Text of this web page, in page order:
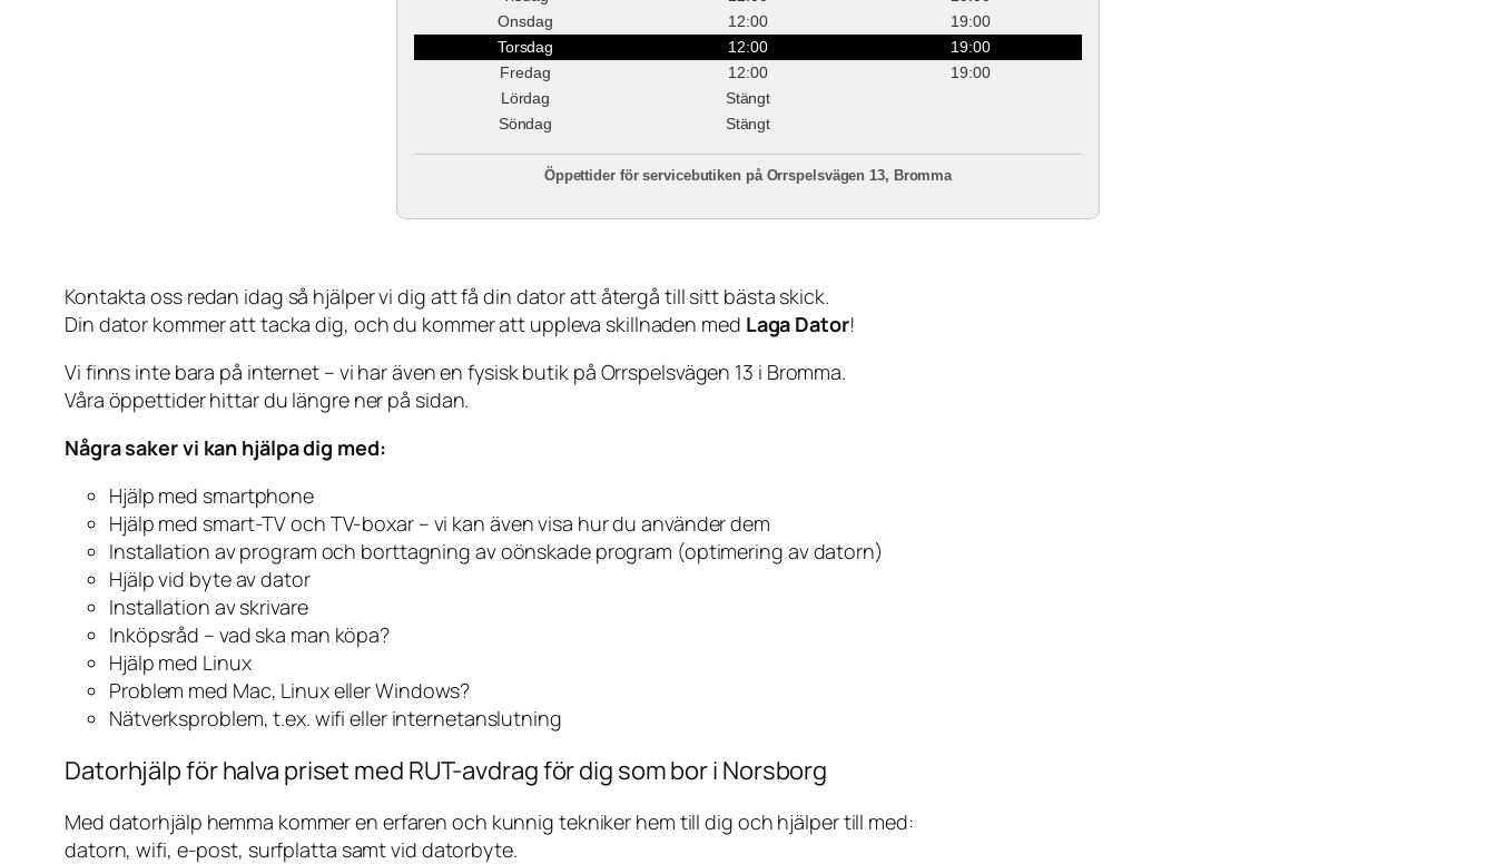
Onsdag
12:00
19:00
Torsdag
12:00
19:00
Fredag
12:00
19:00
Lördag
Stängt
Söndag
Stängt
Öppettider för servicebutiken på Orrspelsvägen 13, Bromma
Kontakta oss redan idag så hjälper vi dig att få din dator att återgå till sitt bästa skick.
Din dator kommer att tacka dig, och du kommer att uppleva skillnaden med Laga Dator!
Vi finns inte bara på internet – vi har även en fysisk butik på Orrspelsvägen 13 i Bromma.
Våra öppettider hittar du längre ner på sidan.
Några saker vi kan hjälpa dig med:
Hjälp med smartphone
Hjälp med smart-TV och TV-boxar – vi kan även visa hur du använder dem
Installation av program och borttagning av oönskade program (optimering av datorn)
Hjälp vid byte av dator
Installation av skrivare
Inköpsråd – vad ska man köpa?
Hjälp med Linux
Problem med Mac, Linux eller Windows?
Nätverksproblem, t.ex. wifi eller internetanslutning
Datorhjälp för halva priset med RUT-avdrag för dig som bor i Norsborg
Med datorhjälp hemma kommer en erfaren och kunnig tekniker hem till dig och hjälper till med:
datorn, wifi, e-post, surfplatta samt vid datorbyte.